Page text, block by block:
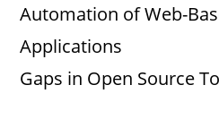
Automation of Web-
Applications
Gaps in Open Source